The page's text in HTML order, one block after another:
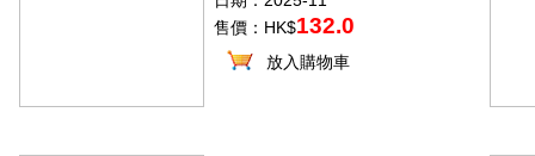
售價：HK$132.0
放入購物車